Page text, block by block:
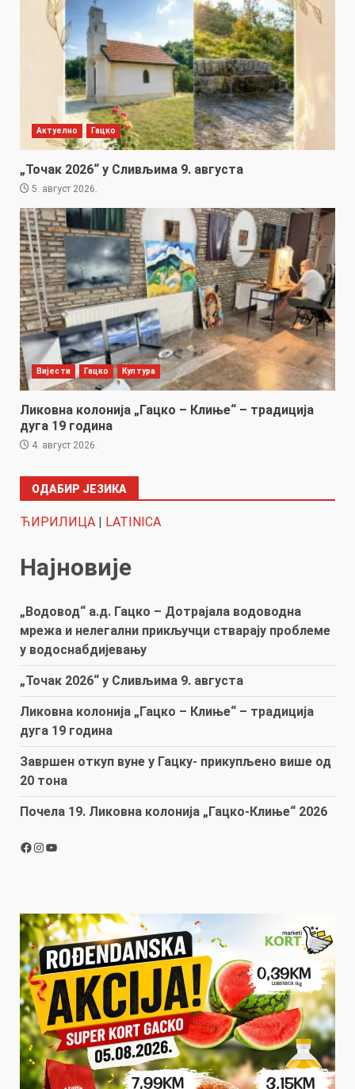
Актуелно Гацко
„Точак 2026“ у Сливљима 9. августа
5. август 2026.
Вијести Гацко Култура
Ликовна колонија „Гацко – Клиње“ – традиција
дуга 19 година
4. август 2026.
ОДАБИР ЈЕЗИКА
ЋИРИЛИЦА | LATINICA
Најновије
„Водовод“ а.д. Гацко – Дотрајала водоводна
мрежа и нелегални прикључци стварају проблеме
у водоснабдијевању
„Точак 2026“ у Сливљима 9. августа
Ликовна колонија „Гацко – Клиње“ – традиција
дуга 19 година
Завршен откуп вуне у Гацку- прикупљено више од
20 тона
Почела 19. Ликовна колонија „Гацко-Клиње“ 2026
Facebook
Instagram
YouTube